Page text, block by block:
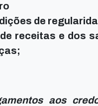
de
receitas e dos
aos